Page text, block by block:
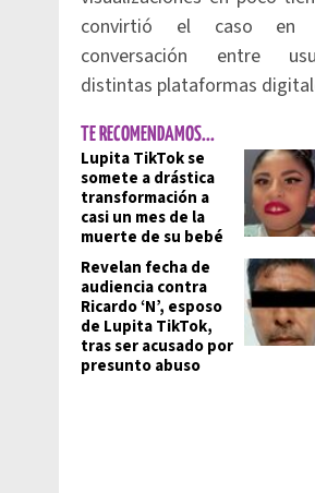
convirtió el caso en
conversación entre
distintas plataformas
TE RECOMENDAMOS...
Lupita TikTok se
somete a drástica
transformación a
casi un mes de la
muerte de su bebé
Revelan fecha de
audiencia contra
Ricardo ‘N’, esposo
de Lupita TikTok,
tras ser acusado por
presunto abuso